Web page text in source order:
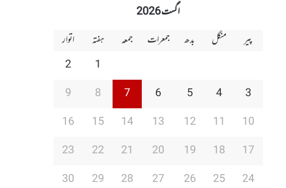
اگست 2026
پیر
منگل بدھ جمعرات جمعہ ہفتہ
اتوار
1
2
3
4
5
6
7
8
9
10
11
12
13
14
15
16
17
18
19
20
21
22
23
24
25
26
27
28
29
30